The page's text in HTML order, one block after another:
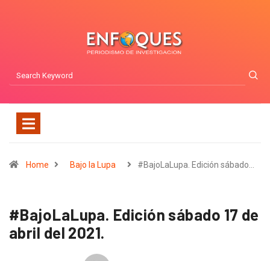
Home Bajo la Lupa #BajoLaLupa. Edición sábado…
#BajoLaLupa. Edición sábado 17 de
abril del 2021.